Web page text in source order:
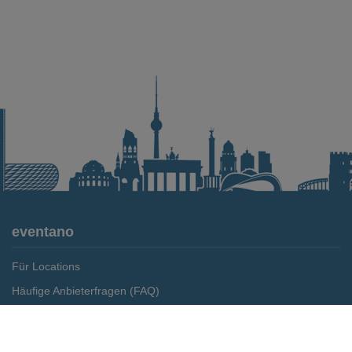
eventano
Für Locations
Häufige Anbieterfragen (FAQ)